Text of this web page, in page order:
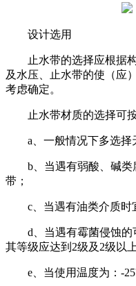
设计选用
止水带的选择应根据
及水压、止水带的使（应
考虑确定。
止水带材质的选择可
a 、一般情况下多选择
b 、当遇有弱酸、碱
带；
c 、当遇有油类介质时
d 、当遇有霉菌侵蚀
其等级应达到 2级及 2级以
e 、当使用温度为： -